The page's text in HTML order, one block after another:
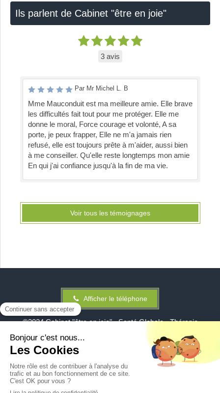
Ils parlent de Cabinet "être en joie"
3 avis
Par Mr Michel L. B
Mme Mauconduit est ma meilleure amie. Elle brave
les difficultés fait tout pour me protéger. Elle me
donne le moral, Force courage et volonté, A sa
porte, je peux frapper, Elle ne m'a jamais rien
refusé, elle est toujours prête à m'aider, aussi bien
à me conseiller. Qu'elle reste longtemps mon amie
En qui j'ai confiance jusqu'à la fin de ma vie.
Voir tous les témoignages
Afficher le téléphone
©2024 Cabinet "être en joie" - Santé Globale - Thérapie
Mentions légales